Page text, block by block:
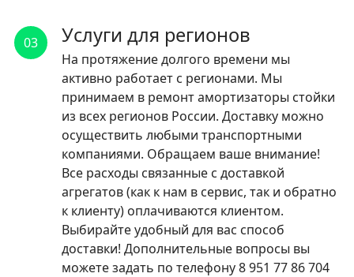
03 Услуги для регионов
На протяжение долгого времени мы
активно работает с регионами. Мы
принимаем в ремонт амортизаторы стойки
из всех регионов России. Доставку можно
осуществить любыми транспортными
компаниями. Обращаем ваше внимание!
Все расходы связанные с доставкой
агрегатов (как к нам в сервис, так и обратно
к клиенту) оплачиваются клиентом.
Выбирайте удобный для вас способ
доставки! Дополнительные вопросы вы
можете задать по телефону 8 951 77 86 704